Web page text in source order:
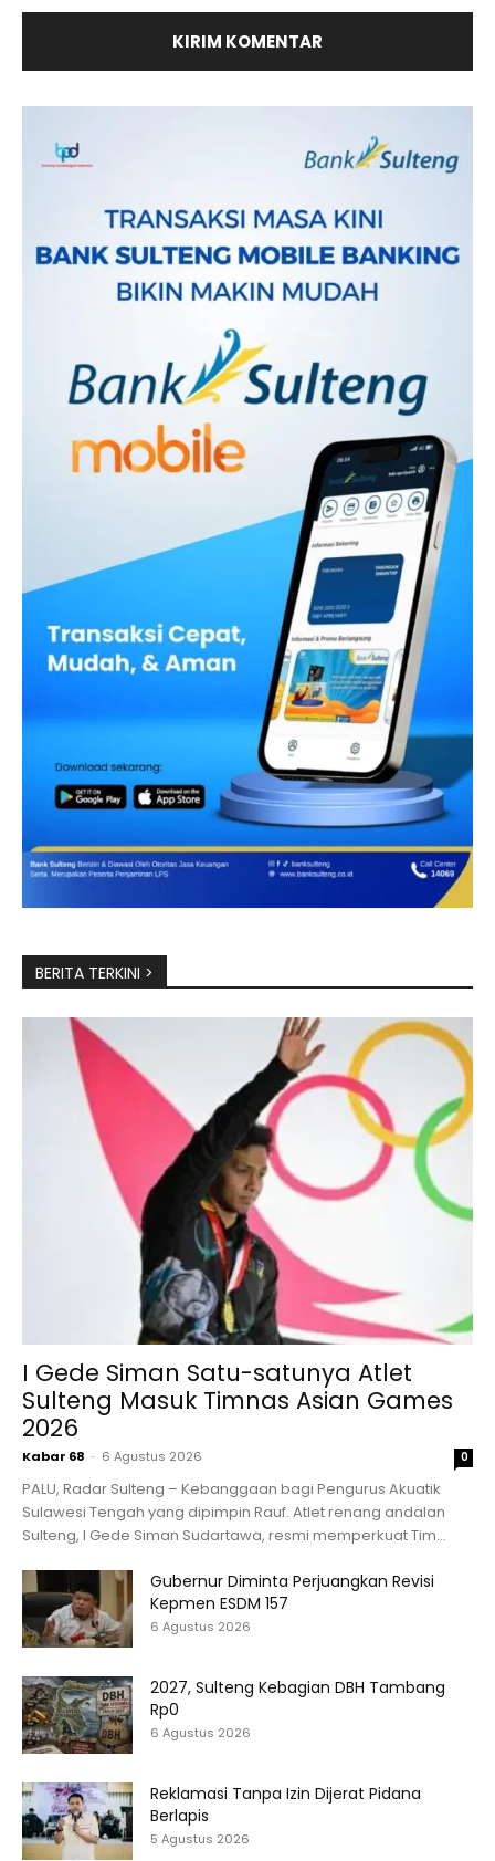
BERITA TERKINI >
I Gede Siman Satu-satunya Atlet
Sulteng Masuk Timnas Asian Games
2026
Kabar 68 - 6 Agustus 2026 0
PALU, Radar Sulteng – Kebanggaan bagi Pengurus Akuatik
Sulawesi Tengah yang dipimpin Rauf. Atlet renang andalan
Sulteng, I Gede Siman Sudartawa, resmi memperkuat Tim...
Gubernur Diminta Perjuangkan Revisi
Kepmen ESDM 157
6 Agustus 2026
2027, Sulteng Kebagian DBH Tambang
Rp0
6 Agustus 2026
Reklamasi Tanpa Izin Dijerat Pidana
Berlapis
5 Agustus 2026